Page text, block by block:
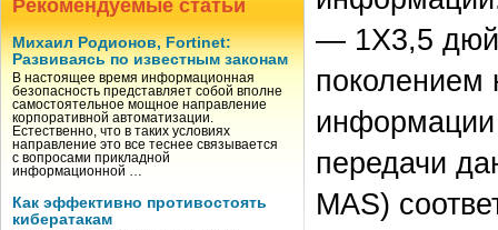
Рекомендуемые статьи
Михаил Родионов, Fortinet:
Развиваясь по известным законам
В настоящее время информационная
безопасность представляет собой вполне
самостоятельное мощное направление
корпоративной автоматизации.
Естественно, что в таких условиях
направление это все теснее связывается
с вопросами прикладной
информационной …
Как эффективно противостоять
кибератакам
— 1Х3,5
поколением
информации
передачи
MAS)